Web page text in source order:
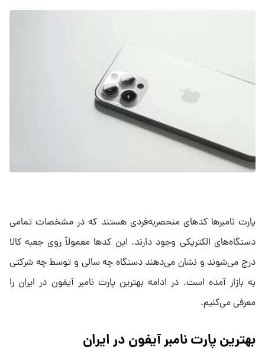
پارت نامبرها کدهای منحصربه‌فردی‌ هستند که در مشخصات تمامی
دستگاه‌های الکتریکی وجود دارند. این کدها معمولاً روی جعبه کالا
درج می‌شوند و نشان می‌دهند دستگاه چه‌ سالی و توسط چه شرکتی
به بازار آمده است. در ادامه بهترین پارت نامبر آیفون در ایران را
معرفی می‌کنیم.
بهترین پارت نامبر آیفون در ایران